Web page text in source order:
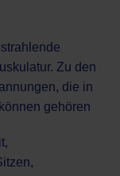
Zu den
die in
gehören